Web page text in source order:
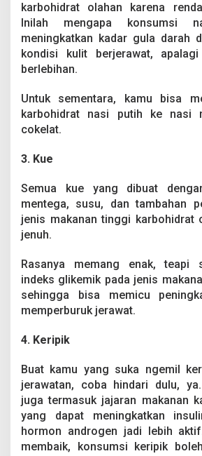
karbohidrat olahan karena
Inilah mengapa konsumsi
meningkatkan kadar gula darah
kondisi kulit berjerawat,
berlebihan.
Untuk sementara, kamu bisa
karbohidrat nasi putih ke nasi
cokelat.
3. Kue
Semua kue yang dibuat
mentega, susu, dan tambahan
jenis makanan tinggi karbohidrat
jenuh.
Rasanya memang enak, teapi
indeks glikemik pada jenis
sehingga bisa memicu
memperburuk jerawat.
4. Keripik
Buat kamu yang suka ngemil
jerawatan, coba hindari dulu,
juga termasuk jajaran makanan
yang dapat meningkatkan
hormon androgen jadi lebih
membaik, konsumsi keripik